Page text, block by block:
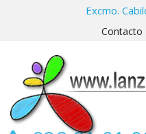
Excmo.
Contacto